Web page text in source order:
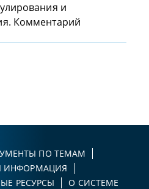
и
Комментарий
ПО ТЕМАМ
ИНФОРМАЦИЯ
РЕСУРСЫ
О СИСТЕМЕ